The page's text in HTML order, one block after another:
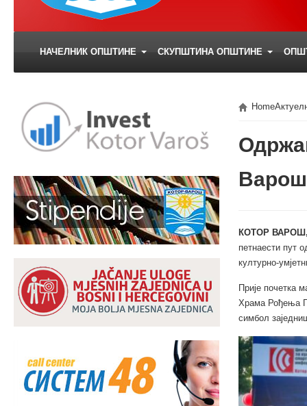
НАЧЕЛНИК ОПШТИНЕ СКУПШТИНА ОПШТИНЕ
Home
Варош
КОТОР
петнаести пут
културно-
Прије почетка
Храма Рођења
симбол